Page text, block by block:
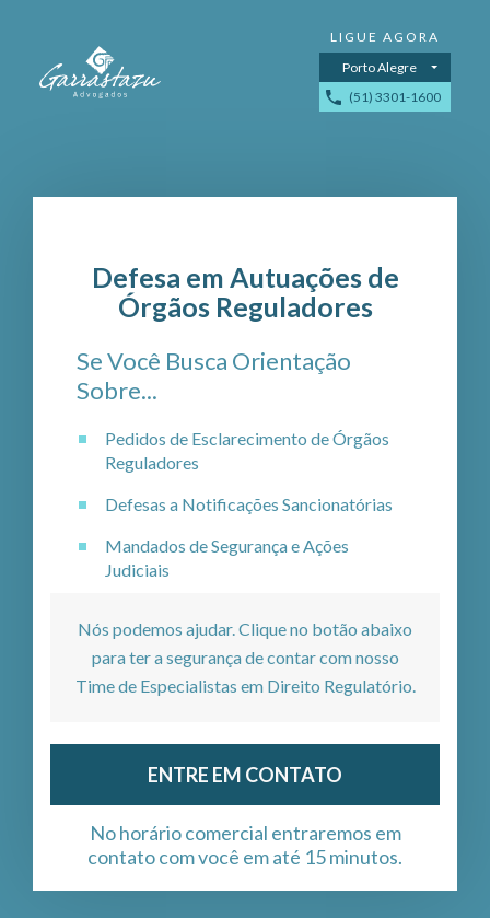
Porto Alegre
(51) 3301-1600
Defesa em Autuações de
Órgãos Reguladores
Se Você Busca Orientação
Sobre...
Pedidos de Esclarecimento de Órgãos
Reguladores
Defesas a Notificações Sancionatórias
Mandados de Segurança e Ações
Judiciais
Nós podemos ajudar. Clique no botão abaixo
para ter a segurança de contar com nosso
Time de Especialistas em Direito Regulatório.
ENTRE EM CONTATO
No horário comercial entraremos em
contato com você em até 15 minutos.